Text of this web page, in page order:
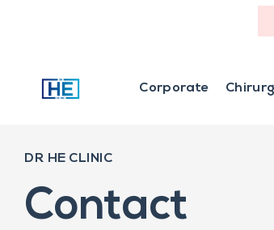
Corporate
DR HE CLINIC
Contact